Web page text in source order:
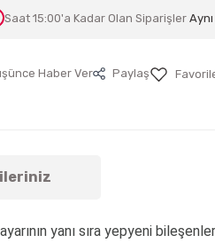
Saat 15:00'a Kadar Olan Siparişler
Haber Ver Paylaş
yanı sıra yepyeni